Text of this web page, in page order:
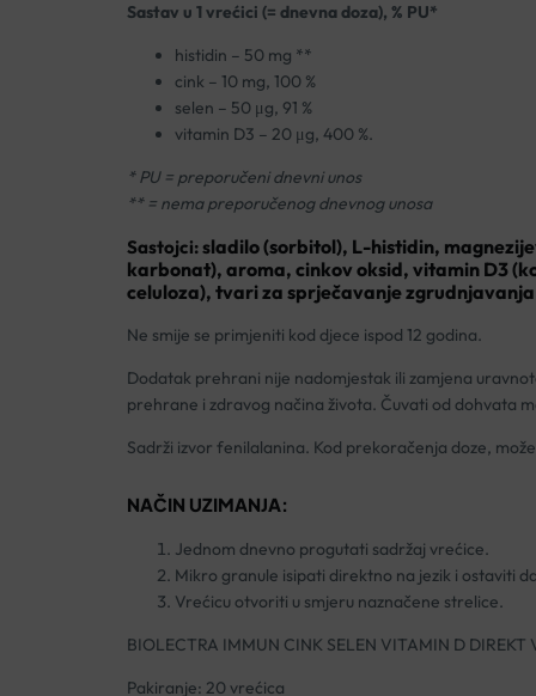
Sastav u 1 vrećici (= dnevna doza), % PU*
histidin – 50 mg **
cink – 10 mg, 100 %
selen – 50 μg, 91 %
vitamin D3 – 20 μg, 400 %.
* PU = preporučeni dnevni unos
** = nema preporučenog dnevnog unosa
Sastojci: sladilo (sorbitol), L-histidin,
karbonat), aroma, cinkov oksid, vitamin D3
celuloza), tvari za sprječavanje
Ne smije se primjeniti kod djece ispod 12 godina.
Dodatak prehrani nije nadomjestak ili zamjena
prehrane i zdravog načina života. Čuvati od dohvata
Sadrži izvor fenilalanina. Kod prekoračenja doze,
NAČIN UZIMANJA:
Jednom dnevno progutati sadržaj vrećice.
Mikro granule isipati direktno na jezik i ostaviti
Vrećicu otvoriti u smjeru naznačene strelice.
BIOLECTRA IMMUN CINK SELEN VITAMIN D DIREKT
Pakiranje: 20 vrećica